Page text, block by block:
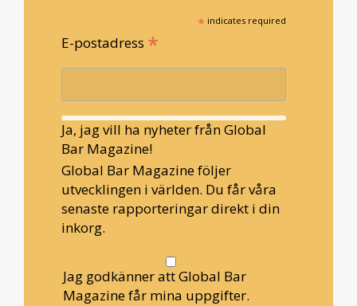
* indicates required
E-postadress *
Ja, jag vill ha nyheter från Global
Bar Magazine!
Global Bar Magazine följer
utvecklingen i världen. Du får våra
senaste rapporteringar direkt i din
inkorg.
Jag godkänner att Global Bar
Magazine får mina uppgifter.